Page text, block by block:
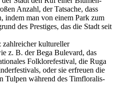
Anzahl, der Tatsache, dass
indem man von einem Park zum
des Prestiges, das die Stadt seit
zahlreicher kultureller
z. B. der Bega Bulevard, das
Folklorefestival, die Ruga
oder sie erfreuen die
Tulpen während des Timfloralis-